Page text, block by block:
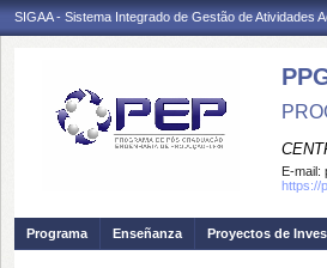
SIGAA - Sistema Integrado de Gestão de Atividades
E-mail:
https://
Programa Enseñanza Proyectos de